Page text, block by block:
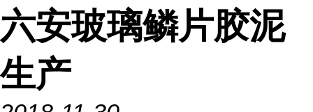
六安玻璃鳞片胶泥
生产